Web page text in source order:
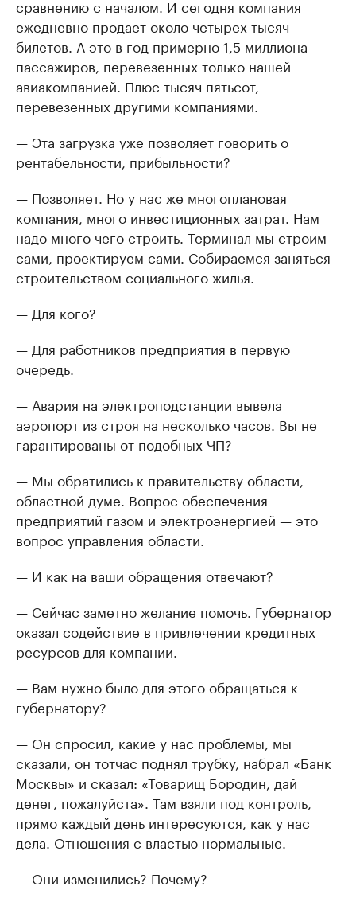
сравнению с началом. И сегодня компания
ежедневно продает около четырех тысяч
билетов. А это в год примерно 1,5 миллиона
пассажиров, перевезенных только нашей
авиакомпанией. Плюс тысяч пятьсот,
перевезенных другими компаниями.
— Эта загрузка уже позволяет говорить о
рентабельности, прибыльности?
— Позволяет. Но у нас же многоплановая
компания, много инвестиционных затрат. Нам
надо много чего строить. Терминал мы строим
сами, проектируем сами. Собираемся заняться
строительством социального жилья.
— Для кого?
— Для работников предприятия в первую
очередь.
— Авария на электроподстанции вывела
аэропорт из строя на несколько часов. Вы не
гарантированы от подобных ЧП?
— Мы обратились к правительству области,
областной думе. Вопрос обеспечения
предприятий газом и электроэнергией — это
вопрос управления области.
— И как на ваши обращения отвечают?
— Сейчас заметно желание помочь. Губернатор
оказал содействие в привлечении кредитных
ресурсов для компании.
— Вам нужно было для этого обращаться к
губернатору?
— Он спросил, какие у нас проблемы, мы
сказали, он тотчас поднял трубку, набрал «Банк
Москвы» и сказал: «Товарищ Бородин, дай
денег, пожалуйста». Там взяли под контроль,
прямо каждый день интересуются, как у нас
дела. Отношения с властью нормальные.
— Они изменились? Почему?